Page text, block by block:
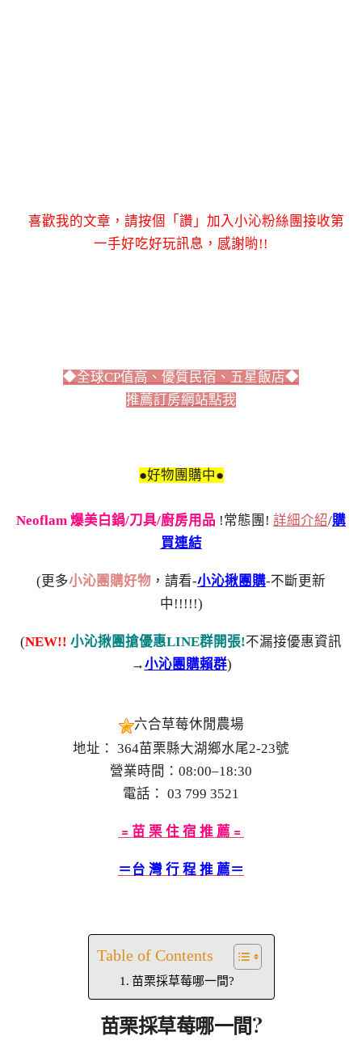
喜歡我的文章，請按個「讚」加入小沁粉絲團接收第
一手好吃好玩訊息，感謝喲!!
◆全球CP值高、優質民宿、五星飯店◆
推薦訂房網站點我
●好物團購中●
Neoflam 爆美白鍋/刀具/廚房用品 !常態團! 詳細介紹/購
買連結
(更多小沁團購好物 ，請看-小沁揪團購-不斷更新
中!!!!!)
(NEW!! 小沁揪團搶優惠LINE群開張!不漏接優惠資訊
→小沁團購賴群)
六合草莓休閒農場
地址： 364苗栗縣大湖鄉水尾2-23號
營業時間：08:00–18:30
電話： 03 799 3521
﹦苗 栗 住 宿 推 薦﹦
＝台 灣 行 程 推 薦＝
Table of Contents
苗栗採草莓哪一間?
苗栗採草莓哪一間?